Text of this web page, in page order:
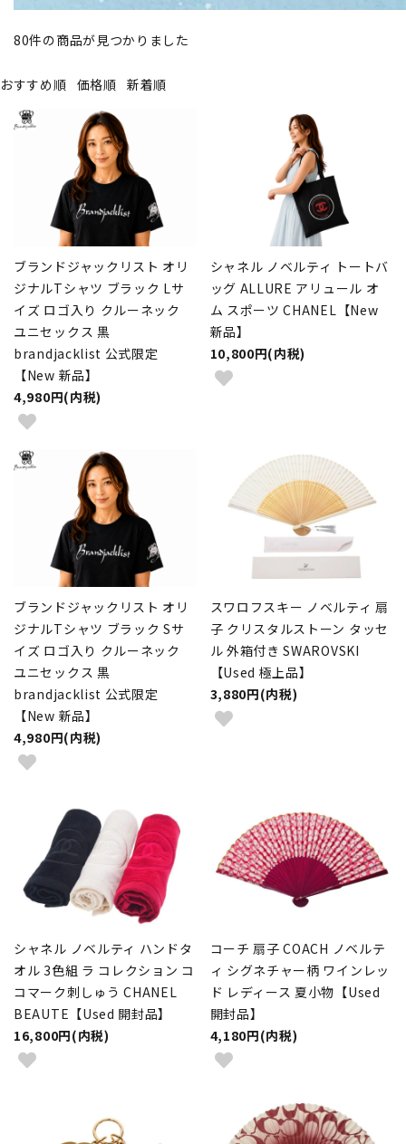
80件の商品が見つかりました
おすすめ順 価格順 新着順
ブランドジャックリスト オリ
ジナルTシャツ ブラック Lサ
イズ ロゴ入り クルーネック
ユニセックス 黒
brandjacklist 公式限定
【New 新品】
4,980円(内税)
シャネル ノベルティ トートバ
ッグ ALLURE アリュール オ
ム スポーツ CHANEL【New
新品】
10,800円(内税)
ブランドジャックリスト オリ
ジナルTシャツ ブラック Sサ
イズ ロゴ入り クルーネック
ユニセックス 黒
brandjacklist 公式限定
【New 新品】
4,980円(内税)
スワロフスキー ノベルティ 扇
子 クリスタルストーン タッセ
ル 外箱付き SWAROVSKI
【Used 極上品】
3,880円(内税)
シャネル ノベルティ ハンドタ
オル 3色組 ラ コレクション コ
コマーク刺しゅう CHANEL
BEAUTE【Used 開封品】
16,800円(内税)
コーチ 扇子 COACH ノベルテ
ィ シグネチャー柄 ワインレッ
ド レディース 夏小物【Used
開封品】
4,180円(内税)